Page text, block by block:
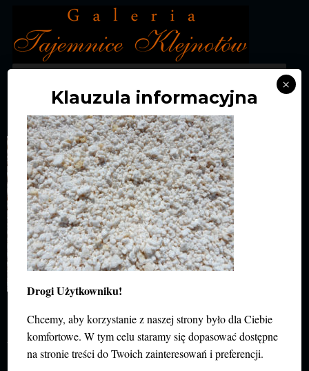
DSCN1533
DODAJ KOMENTARZ
Twój adres e-mail nie zostanie opublikowany.
Wymagane pola są oznaczone
Klauzula informacyjna
Drogi Użytkowniku!
Chcemy, aby korzystanie z naszej strony było dla Ciebie
komfortowe. W tym celu staramy się dopasować dostępne
na stronie treści do Twoich zainteresowań i preferencji.
×